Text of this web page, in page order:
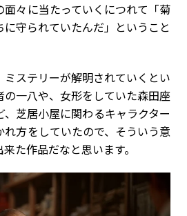
々に当たっていくにつれて「菊
守られていたんだ」ということ
ステリーが解明されていくとい
の一八や、女形をしていた森田座
芝居小屋に関わるキャラクター
方をしていたので、そういう意
た作品だなと思います。